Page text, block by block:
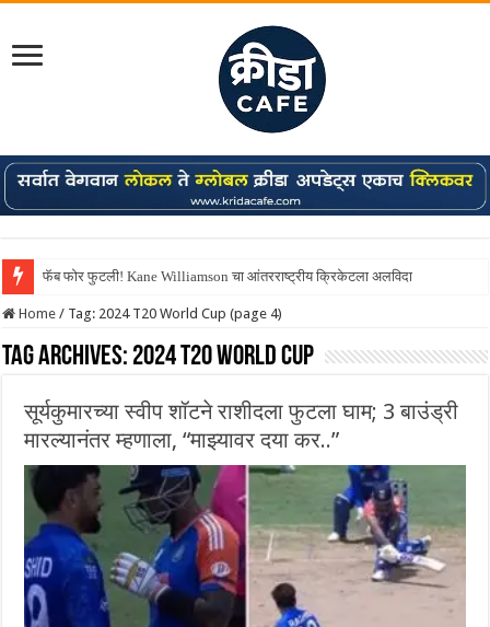
फॅब फोर फुटली! Kane Williamson चा आंतरराष्ट्रीय क्रिकेटला अलविदा
Shreyas Iyer कॅप्टन झाला! टी20 ची पुन्हा मुंबईकराच्या खांद्यावर, एशियन गेम्स…
Home / Tag: 2024 T20 World Cup (page 4)
Tag Archives: 2024 T20 World Cup
सूर्यकुमारच्या स्वीप शॉटने राशीदला फुटला घाम; 3 बाउंड्री
मारल्यानंतर म्हणाला, “माझ्यावर दया कर..”